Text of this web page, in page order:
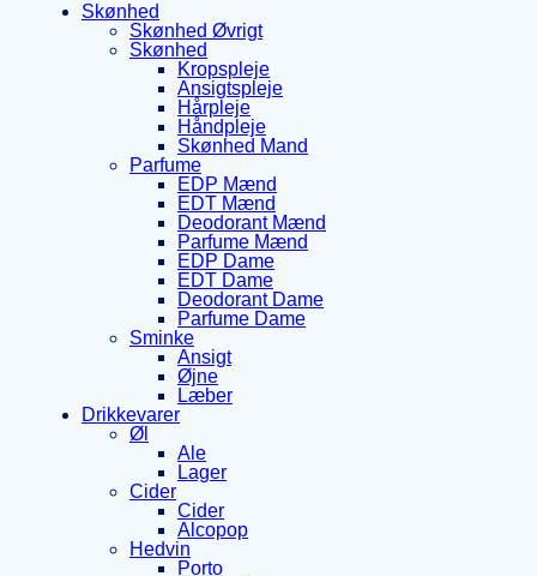
Skønhed
Skønhed Øvrigt
Skønhed
Kropspleje
Ansigtspleje
Hårpleje
Håndpleje
Skønhed Mand
Parfume
EDP Mænd
EDT Mænd
Deodorant Mænd
Parfume Mænd
EDP Dame
EDT Dame
Deodorant Dame
Parfume Dame
Sminke
Ansigt
Øjne
Læber
Drikkevarer
Øl
Ale
Lager
Cider
Cider
Alcopop
Hedvin
Porto